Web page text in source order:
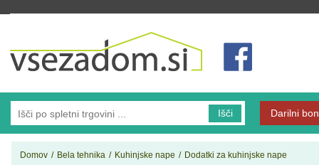
Išči Darilni
Domov / Bela tehnika / Kuhinjske nape / Dodatki za kuhinjske nape